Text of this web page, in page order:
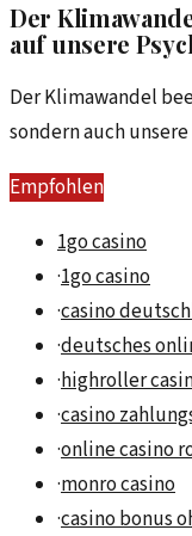
Der
auf unsere
Der Klimawandel
sondern auch
Artikel beleuchten
Folgen.
Empfohlen
1go casino
·1go casino
·casino
·deutsches
·highroller
·casino
·online casino
·monro casino
·casino bonus